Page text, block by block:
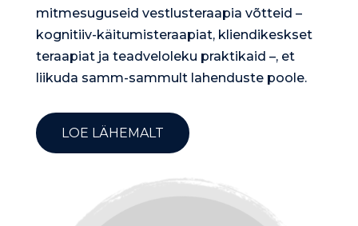
mitmesuguseid vestlusteraapia võtteid –
kognitiiv-käitumisteraapiat, kliendikeskset
teraapiat ja teadveloleku praktikaid –, et
liikuda samm-sammult lahenduste poole.
LOE LÄHEMALT